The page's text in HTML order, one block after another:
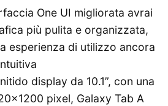
One UI migliorata avrai
più pulita e organizzata,
esperienza di utilizzo ancora
display da 10.1”, con una
pixel, Galaxy Tab A